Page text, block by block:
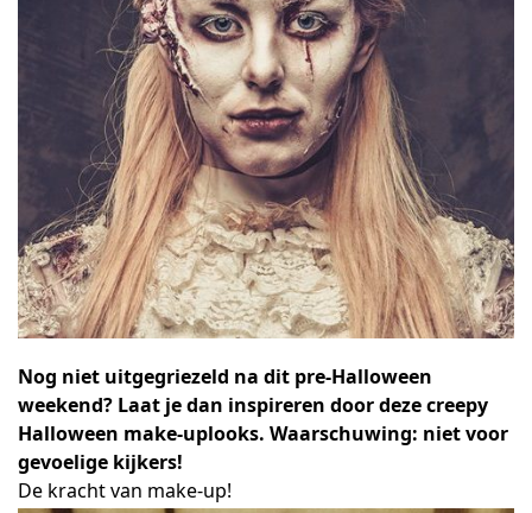
Nog niet uitgegriezeld na dit pre-Halloween
weekend? Laat je dan inspireren door deze creepy
Halloween make-uplooks. Waarschuwing: niet voor
gevoelige kijkers!
De kracht van make-up!